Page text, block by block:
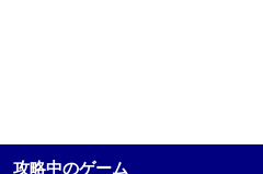
攻略中のゲーム